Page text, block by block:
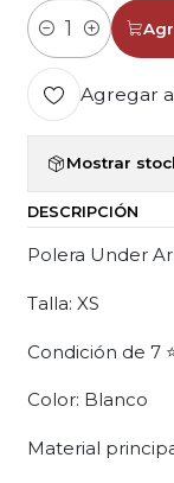
Cantidad
Agregar
Mostrar
DESCRIPCIÓN
Polera Under
Talla: XS
Condición de 7 ⭐:
Color: Blanco
Material